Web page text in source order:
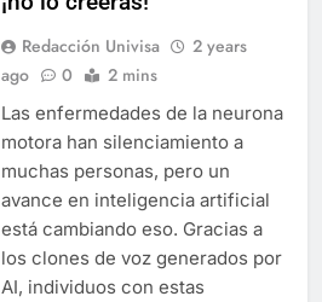
Redacción Univisa
2 years
ago
0 2 mins
Las enfermedades de la neurona
motora han silenciamiento a
muchas personas, pero un
avance en inteligencia artificial
está cambiando eso. Gracias a
los clones de voz generados por
AI, individuos con estas